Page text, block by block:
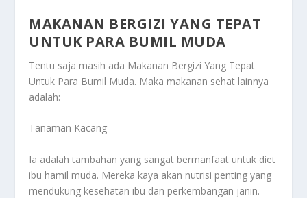
MAKANAN BERGIZI YANG TEPAT
UNTUK PARA BUMIL MUDA
Tentu saja masih ada Makanan Bergizi Yang Tepat
Untuk Para Bumil Muda. Maka makanan sehat lainnya
adalah:
Tanaman Kacang
Ia adalah tambahan yang sangat bermanfaat untuk diet
ibu hamil muda. Mereka kaya akan nutrisi penting yang
mendukung kesehatan ibu dan perkembangan janin.